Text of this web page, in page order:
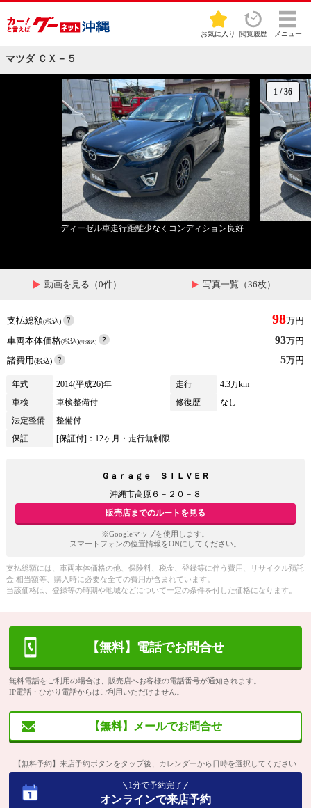
お気に入り 閲覧履歴 メニュー
マツダ ＣＸ－５
1 /36
ディーゼル車走行距離少なくコンディション良好
動画を見る（0件） 写真一覧（36枚）
支払総額(税込) 98万円
車両本体価格(税込)(リ済込) 93万円
諸費用(税込) 5万円
年式 2014(平成26)年 走行
4.3万km
車検
車検整備付 修復歴
なし
法定整備
整備付
保証
[保証付]：12ヶ月・走行無制限
Ｇａｒａｇｅ ＳＩＬＶＥＲ
沖縄市高原６－２０－８
販売店までのルートを見る
※Googleマップを使用します。
スマートフォンの位置情報をONにしてください。
支払総額には、車両本体価格の他、保険料、税金、登録等に伴う費用、リサイクル預託
金 相当額等、購入時に必要な全ての費用が含まれています。
当該価格は、登録等の時期や地域などについて一定の条件を付した価格になります。
【無料】電話でお問合せ
無料電話をご利用の場合は、販売店へお客様の電話番号が通知されます。
IP電話・ひかり電話からはご利用いただけません。
【無料】メールでお問合せ
【無料予約】来店予約ボタンをタップ後、カレンダーから日時を選択してください
1分で予約完了
オンラインで来店予約